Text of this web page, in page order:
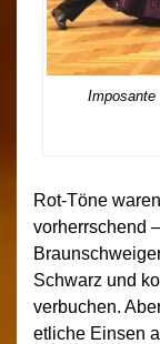
Imposante
Rot-Töne
vorherrschend
Schwarz und
verbuchen.
etliche Einsen